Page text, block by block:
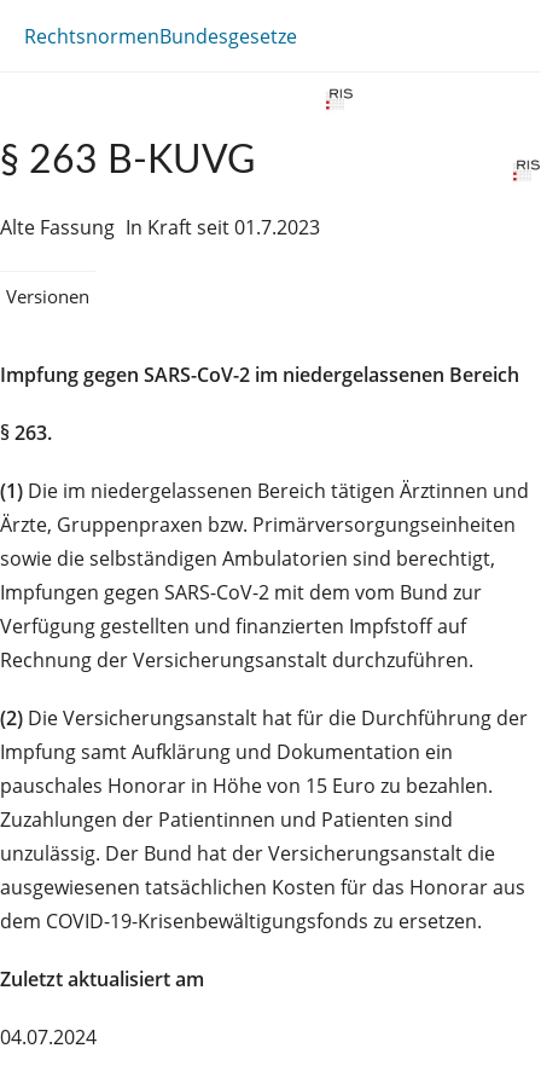
RechtsnormenBundesgesetze
§ 263 B-KUVG
Alte Fassung In Kraft seit 01.7.2023
Versionen
Impfung gegen SARS-CoV-2 im niedergelassenen Bereich
§ 263.
(1) Die im niedergelassenen Bereich tätigen Ärztinnen und
Ärzte, Gruppenpraxen bzw. Primärversorgungseinheiten
sowie die selbständigen Ambulatorien sind berechtigt,
Impfungen gegen SARS-CoV-2 mit dem vom Bund zur
Verfügung gestellten und finanzierten Impfstoff auf
Rechnung der Versicherungsanstalt durchzuführen.
(2) Die Versicherungsanstalt hat für die Durchführung der
Impfung samt Aufklärung und Dokumentation ein
pauschales Honorar in Höhe von 15 Euro zu bezahlen.
Zuzahlungen der Patientinnen und Patienten sind
unzulässig. Der Bund hat der Versicherungsanstalt die
ausgewiesenen tatsächlichen Kosten für das Honorar aus
dem COVID-19-Krisenbewältigungsfonds zu ersetzen.
Zuletzt aktualisiert am
04.07.2024